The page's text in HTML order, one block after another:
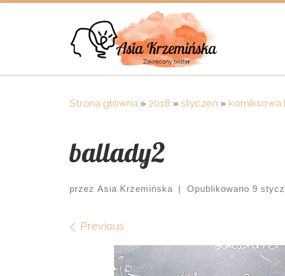
Strona główna » 2018 » styczeń » komiksowa
ballady2
przez Asia Krzemińska | Opublikowano 9
Images navigation
Previous